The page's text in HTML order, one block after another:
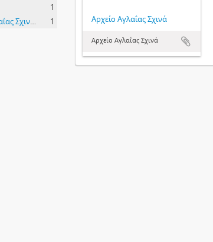
1
Εκπαιδευτήρια Θηλέων Αγλαΐας Σχινά – Ιδρυτής Στ. Νούκας
1 Αρχείο Αγλαΐας Σχινά
Αρχείο Αγλαΐας Σχινά